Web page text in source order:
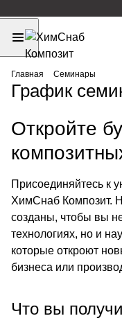
Главная Семинары
График
Откройте
Присоединяйтесь к
ХимСнаб Композит.
созданы, чтобы вы
технологиях, но и
которые откроют
бизнеса или
Что вы